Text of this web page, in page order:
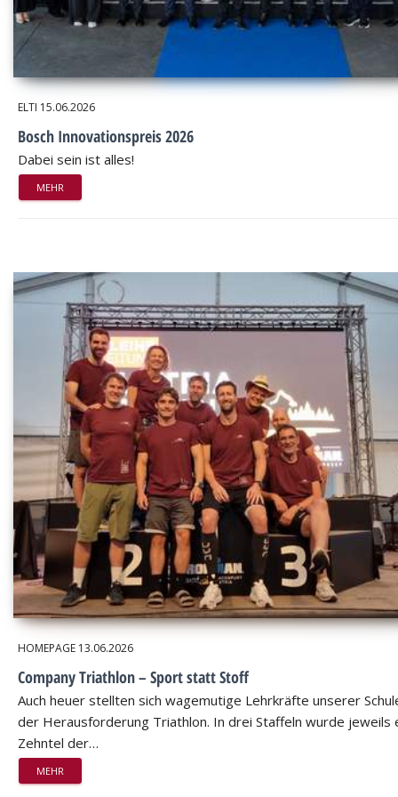
ELTI 15.06.2026
Bosch Innovationspreis 2026
Dabei sein ist alles!
MEHR
HOMEPAGE 13.06.2026
Company Triathlon – Sport statt Stoff
Auch heuer stellten sich wagemutige Lehrkräfte unserer
der Herausforderung Triathlon. In drei Staffeln wurde jeweils
Zehntel der…
MEHR